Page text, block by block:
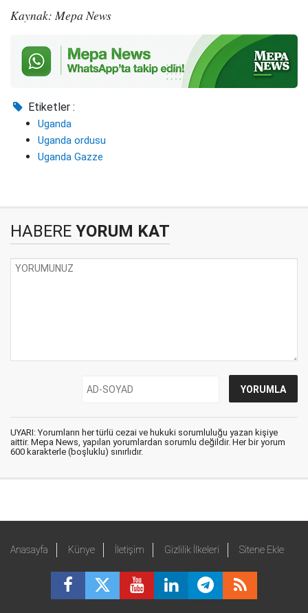
Kaynak: Mepa News
Etiketler :
Uganda
Uganda ordusu
Uganda Gazze
HABERE YORUM KAT
UYARI: Yorumların her türlü cezai ve hukuki sorumluluğu yazan kişiye
aittir. Mepa News, yapılan yorumlardan sorumlu değildir. Her bir yorum
600 karakterle (boşluklu) sınırlıdır.
Anasayfa Künye İletişim Gizlilik İlkeleri Sitene Ekle